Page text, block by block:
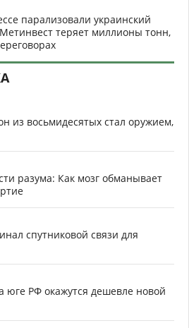
парализовали украинский
теряет миллионы тонн,
из восьмидесятых стал оружием,
разума: Как мозг обманывает
спутниковой связи для
юге РФ окажутся дешевле новой